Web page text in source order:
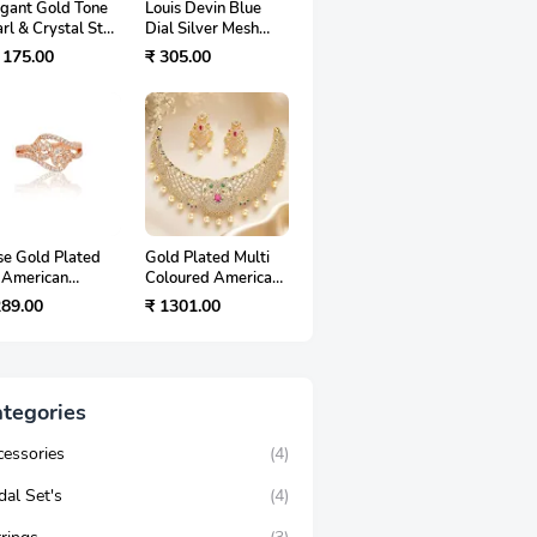
Gold Tone
& Crystal Stud
Set for
और Girls |
Louis Devin Blue
Dial Silver Mesh
Watch For Women –
स्टाइल और एलिगेंस का
परफेक्ट कॉम्बिनेशन
₹ 305.00
Gold Plated
Ring for
Gold Plated Multi
Coloured American
Diamond Choker
Necklace Set for
₹ 1301.00
(4)
Set's
(4)